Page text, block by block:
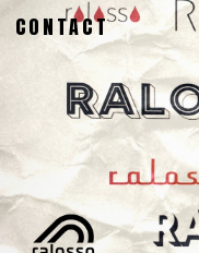
CONTACT